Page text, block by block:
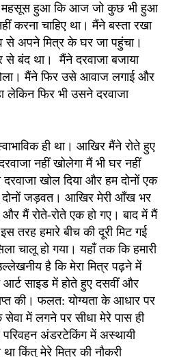
महसूस हुआ कि आज जो कुछ भी हुआ
करना चाहिए था। मैंने बस्ता रखा
से अपने मित्र के घर जा पहुंचा।
बंद था। मैंने दरवाजा बजाया
मैंने फिर उसे आवाज लगाई और
लेकिन फिर भी उसने दरवाजा
ही था। आखिर मैंने रोते हुए
नहीं खोलेगा मैं भी घर नहीं
खोल दिया और हम दोनों एक
दोनों जड़वत। आखिर मेरी आँख भर
मैं रोते-रोते एक हो गए। बाद में मैं
तरह हमारे बीच की दूरी मिट गई
चालू हो गया। यहाँ तक कि हमारी
है कि मेरा मित्र पढ़ने में
आर्ट साइड में होते हुए दसवीं और
की। फलत: योग्यता के आधार पर
सेवा में लगने पर सीधा मेरे पास ही
परिवहन अंडरटेकिंग में अस्थायी
किंतु मेरे मित्र की नौकरी